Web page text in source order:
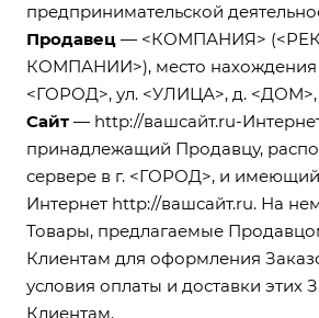
предпринимательской
Продавец — <КОМПАНИЯ>
КОМПАНИИ>), место нахождения
<ГОРОД>, ул. <УЛИЦА>, д.
Сайт — http://вашсайт.ru-
принадлежащий Продавцу,
сервере в г. <ГОРОД>, и имеющий
Интернет http://вашсайт.ru. На
Товары, предлагаемые
Клиентам для оформления
условия оплаты и доставки этих
Клиентам.